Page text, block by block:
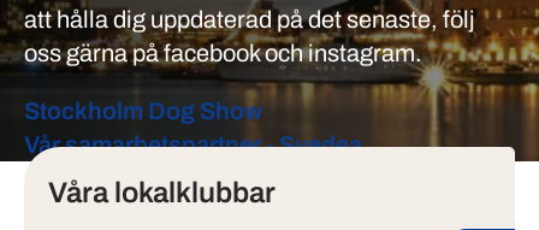
att hålla dig uppdaterad på det senaste, följ
oss gärna på facebook och instagram.
Stockholm Dog Show
Vår samarbetspartner - Svedea
Tjänster
Våra lokalklubbar